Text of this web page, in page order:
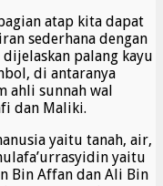
atap kita dapat
sederhana dengan
palang kayu
di antaranya
ahli sunnah wal
dan Maliki.
yaitu tanah, air,
yaitu
Bin Affan dan Ali Bin